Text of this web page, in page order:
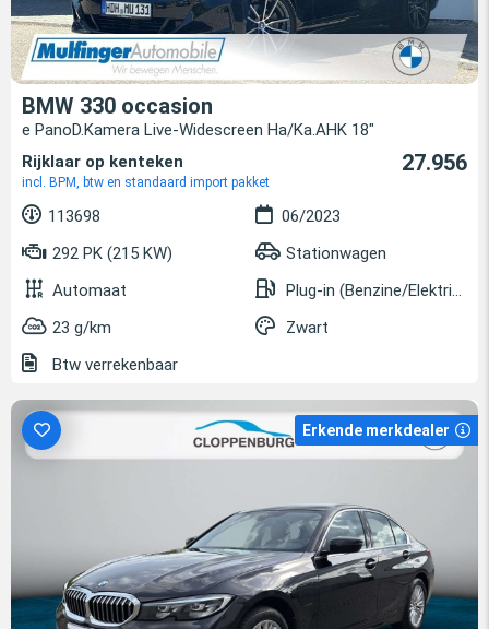
BMW 330 occasion
e PanoD.Kamera Live-Widescreen Ha/Ka.AHK 18"
Rijklaar op kenteken
incl. BPM, btw en standaard import pakket
27.956
113698
06/2023
292 PK (215 KW)
Stationwagen
Automaat
Plug-in (Benzine/Elektrisch)
23 g/km
Zwart
Btw verrekenbaar
Erkende merkdealer